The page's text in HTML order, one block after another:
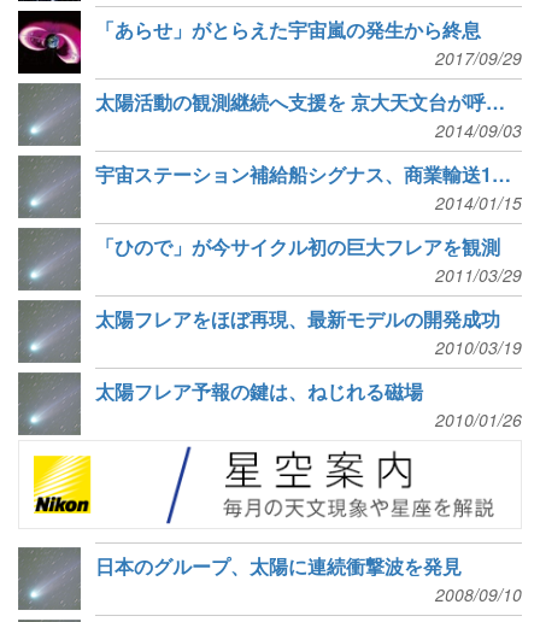
「あらせ」がとらえた宇宙嵐の発生から終息
2017/09/29
太陽活動の観測継続へ支援を 京大天文台が呼びかけ
2014/09/03
宇宙ステーション補給船シグナス、商業輸送1号機がISSに到着
2014/01/15
「ひので」が今サイクル初の巨大フレアを観測
2011/03/29
太陽フレアをほぼ再現、最新モデルの開発成功
2010/03/19
太陽フレア予報の鍵は、ねじれる磁場
2010/01/26
日本のグループ、太陽に連続衝撃波を発見
2008/09/10